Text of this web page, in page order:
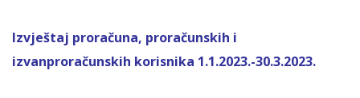
Izvještaj proračuna, proračunskih i
izvanproračunskih korisnika 1.1.2023.-30.3.2023.